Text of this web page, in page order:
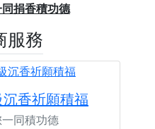
捐香積功德
服務
香祈願積福
同積功德